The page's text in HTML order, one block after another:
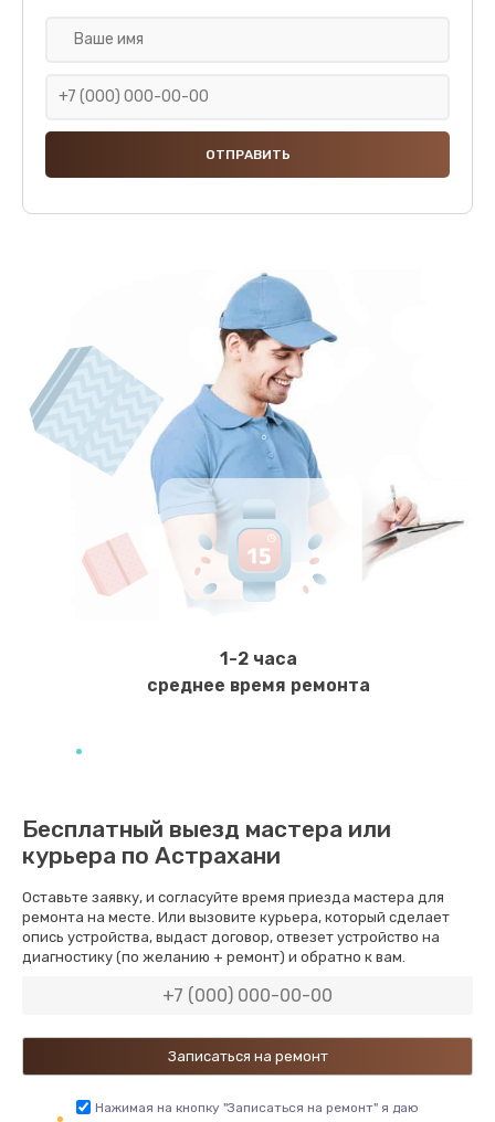
Замена термодатчиков
2500 руб.
2000 руб.
Заказать
Замена микропереключателей
2000 руб.
Заказать
Замена микросхемы зарядки
1100 руб.
Заказать
550 руб.
Заказать
Замена кнопки питания
550 руб.
Заказать
Замена NFC модуля
Заказать
Ремонт микросхемы NFC
1-2 часа
среднее время ремонта
Бесплатный выезд мастера или
курьера по Астрахани
Оставьте заявку, и согласуйте время приезда мастера для
ремонта на месте. Или вызовите курьера, который сделает
опись устройства, выдаст договор, отвезет устройство на
диагностику (по желанию + ремонт) и обратно к вам.
Нажимая на кнопку "Записаться на ремонт" я даю